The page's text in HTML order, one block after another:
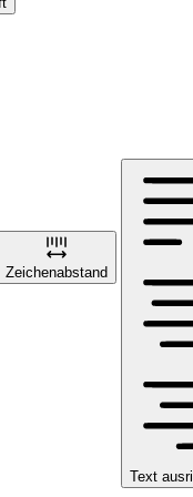
Zeichenabstand
Text